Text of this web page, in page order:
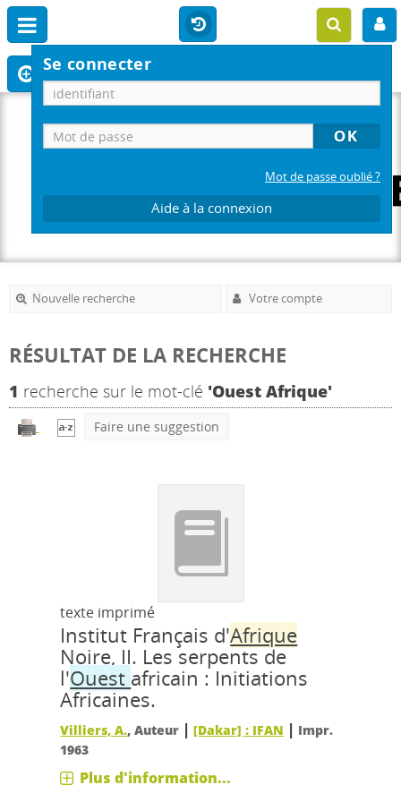
Se connecter
Mot de passe oublié ?
Aide à la connexion
Nouvelle recherche Votre compte
RÉSULTAT DE LA RECHERCHE
1 recherche sur le mot-clé 'Ouest Afrique'
Faire une suggestion
texte imprimé
Institut Français d'Afrique
Noire, II. Les serpents de
l'Ouest africain : Initiations
Africaines.
Villiers, A., Auteur |[Dakar] : IFAN | Impr.
1963
Plus d'information...